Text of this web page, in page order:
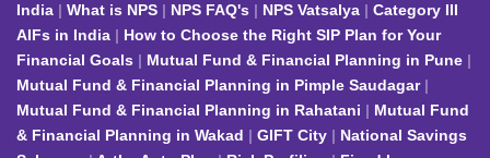
India
What is NPS NPS FAQ's NPS Vatsalya
Category III
AIFs in India
How to Choose the Right SIP Plan for Your
Financial Goals
Mutual Fund & Financial Planning in Pune
Mutual Fund & Financial Planning in Pimple Saudagar
Mutual Fund & Financial Planning in Rahatani
Mutual Fund
& Financial Planning in Wakad
GIFT City
National Savings